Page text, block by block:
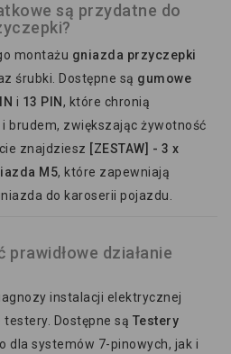
są przydatne do
montażu gniazda przyczepki
śrubki. Dostępne są gumowe
i 13 PIN, które chronią
brudem, zwiększając żywotność
znajdziesz [ZESTAW] - 3 x
M5, które zapewniają
do karoserii pojazdu.
działanie
instalacji elektrycznej
Dostępne są Testery
dla systemów 7-pinowych, jak i